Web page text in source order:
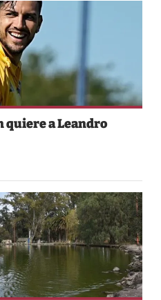
quiere a Leandro